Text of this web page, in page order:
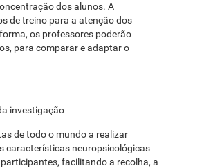
dos alunos. A
de treino para a atenção dos
os professores poderão
para comparar e adaptar o
investigação
de todo o mundo a realizar
características neuropsicológicas
facilitando a recolha, a